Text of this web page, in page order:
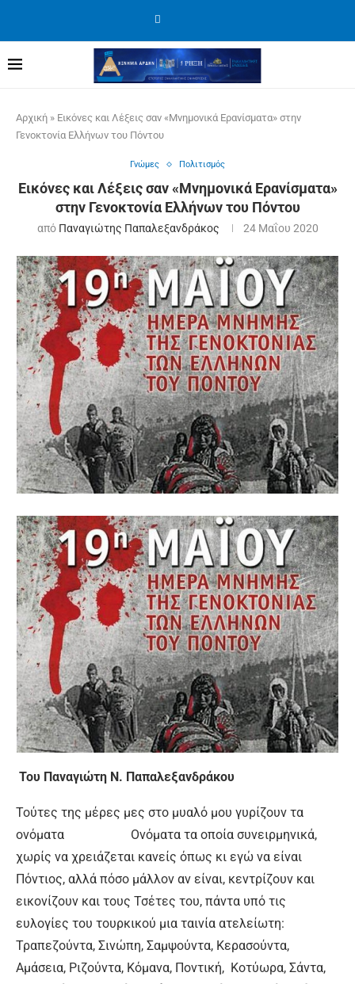
Αρχική » Εικόνες και Λέξεις σαν «Μνημονικά Ερανίσματα» στην
Γενοκτονία Ελλήνων του Πόντου
Γνώμες Πολιτισμός
Εικόνες και Λέξεις σαν «Μνημονικά Ερανίσματα»
στην Γενοκτονία Ελλήνων του Πόντου
από Παναγιώτης Παπαλεξανδράκος 24 Μαΐου 2020
Του Παναγιώτη Ν. Παπαλεξανδράκου
Τούτες της μέρες μες στο μυαλό μου γυρίζουν τα
ονόματα Ονόματα τα οποία συνειρμηνικά,
χωρίς να χρειάζεται κανείς όπως κι εγώ να είναι
Πόντιος, αλλά πόσο μάλλον αν είναι, κεντρίζουν και
εικονίζουν και τους Τσέτες του, πάντα υπό τις
ευλογίες του τουρκικού μια ταινία ατελείωτη:
Τραπεζούντα, Σινώπη, Σαμψούντα, Κερασούντα,
Αμάσεια, Ριζούντα, Κόμανα, Ποντική, Κοτύωρα, Σάντα,